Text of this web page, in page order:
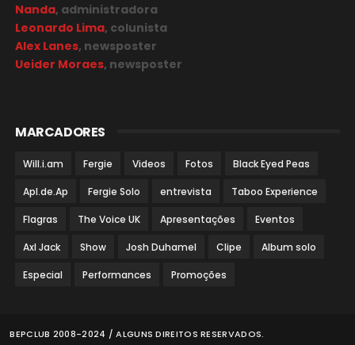
Nanda, administradora
Leonardo Lima, colunista
Alex Lanes, newsposter
Ueider Moraes, newsposter
MARCADORES
Will.i.am Fergie Videos Fotos Black Eyed Peas
Apl.de.Ap Fergie Solo entrevista Taboo Experience
Flagras The Voice UK Apresentações Eventos
Axl Jack Show Josh Duhamel Clipe Album solo
Especial Performances Promoções
BEPCLUB 2008-2024 / ALGUNS DIREITOS RESERVADOS.